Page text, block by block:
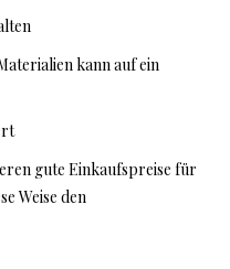
kann auf ein
gute Einkaufspreise für
Weise den